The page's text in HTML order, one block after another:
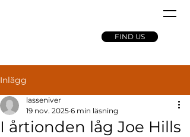
FIND US
Inlägg
I årtionden låg Joe Hills
lasseniver
19 nov. 2025 6 min läsning